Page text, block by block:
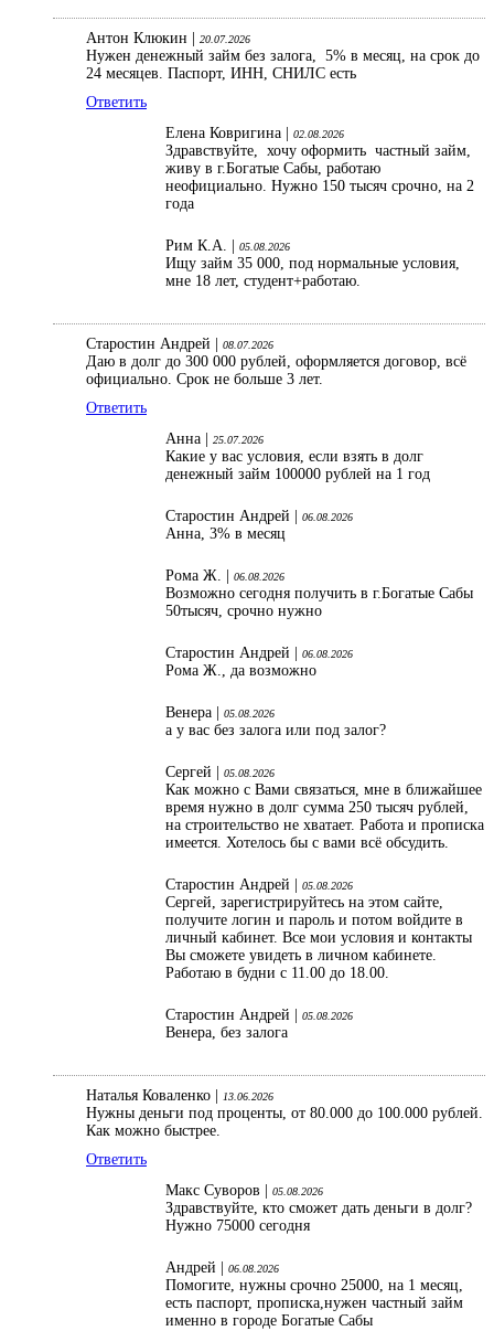
Антон Клюкин | 20.07.2026
Нужен денежный займ без залога, 5% в месяц, на срок до
24 месяцев. Паспорт, ИНН, СНИЛС есть
Ответить
Елена Ковригина |
02.08.2026
Здравствуйте, хочу оформить частный займ,
живу в г.Богатые Сабы, работаю
неофициально. Нужно 150 тысяч срочно, на 2
года
Рим К.А. | 05.08.2026
Ищу займ 35 000, под нормальные условия,
мне 18 лет, студент+работаю.
Старостин Андрей | 08.07.2026
Даю в долг до 300 000 рублей, оформляется договор, всё
официально. Срок не больше 3 лет.
Ответить
Анна |
25.07.2026
Какие у вас условия, если взять в долг
денежный займ 100000 рублей на 1 год
Старостин Андрей | 06.08.2026
Анна, 3% в месяц
Рома Ж. | 06.08.2026
Возможно сегодня получить в г.Богатые Сабы
50тысяч, срочно нужно
Старостин Андрей | 06.08.2026
Рома Ж., да возможно
Венера | 05.08.2026
а у вас без залога или под залог?
Сергей | 05.08.2026
Как можно с Вами связаться, мне в ближайшее
время нужно в долг сумма 250 тысяч рублей,
на строительство не хватает. Работа и прописка
имеется. Хотелось бы с вами всё обсудить.
Старостин Андрей | 05.08.2026
Сергей, зарегистрируйтесь на этом сайте,
получите логин и пароль и потом войдите в
личный кабинет. Все мои условия и контакты
Вы сможете увидеть в личном кабинете.
Работаю в будни с 11.00 до 18.00.
Старостин Андрей | 05.08.2026
Венера, без залога
Наталья Коваленко | 13.06.2026
Нужны деньги под проценты, от 80.000 до 100.000 рублей.
Как можно быстрее.
Ответить
Макс Суворов |
05.08.2026
Здравствуйте, кто сможет дать деньги в долг?
Нужно 75000 сегодня
Андрей | 06.08.2026
Помогите, нужны срочно 25000, на 1 месяц,
есть паспорт, прописка,нужен частный займ
именно в городе Богатые Сабы